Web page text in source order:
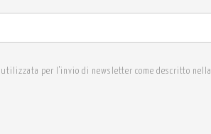
utilizzata per l'invio di newsletter come descritto nella